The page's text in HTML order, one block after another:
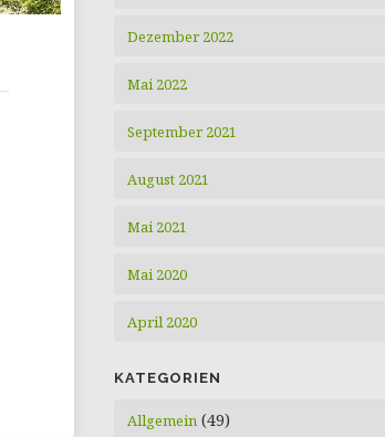
Dezember 2022
Mai 2022
September 2021
August 2021
Mai 2021
Mai 2020
April 2020
KATEGORIEN
Allgemein (49)